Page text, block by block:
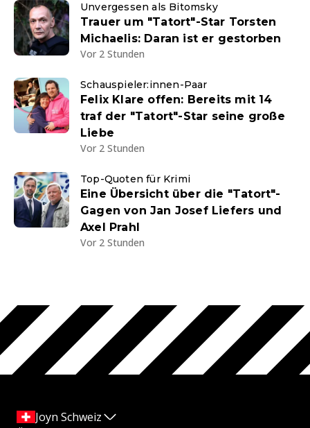
Unvergessen als Bitomsky
Trauer um "Tatort"-Star Torsten
Michaelis: Daran ist er gestorben
Vor 2 Stunden
Schauspieler:innen-Paar
Felix Klare offen: Bereits mit 14
traf der "Tatort"-Star seine große
Liebe
Vor 2 Stunden
Top-Quoten für Krimi
Eine Übersicht über die "Tatort"-
Gagen von Jan Josef Liefers und
Axel Prahl
Vor 2 Stunden
Joyn Schweiz